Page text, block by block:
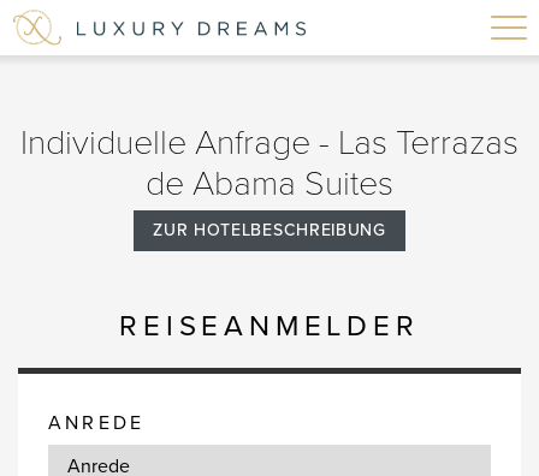
Individuelle Anfrage - Las Terrazas
de Abama Suites
ZUR HOTELBESCHREIBUNG
REISEANMELDER
ANREDE